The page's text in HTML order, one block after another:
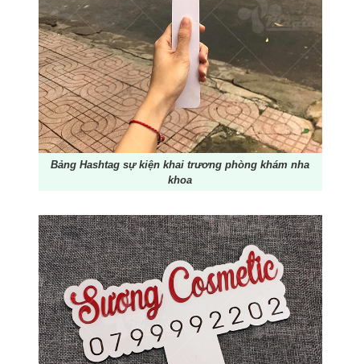
Bảng Hashtag sự kiện khai trương phòng khám nha
khoa